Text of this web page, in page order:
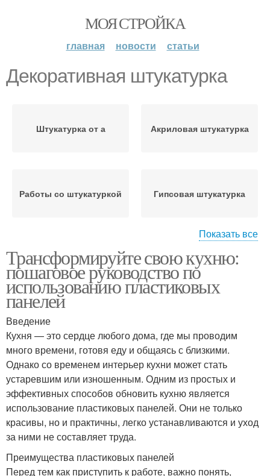
МОЯ СТРОЙКА
главная новости статьи
Декоративная штукатурка
Штукатурка от а Акриловая штукатурка
Работы со штукатуркой Гипсовая штукатурка
Штукатурка с эффектом Структурная штукатурка
Венецианская
штукатурка
Декоративный камень Штукатурка по маякам
Показать все
Трансформируйте свою кухню:
пошаговое руководство по
использованию пластиковых
панелей
Введение
Кухня — это сердце любого дома, где мы проводим
много времени, готовя еду и общаясь с близкими.
Однако со временем интерьер кухни может стать
устаревшим или изношенным. Одним из простых и
эффективных способов обновить кухню является
использование пластиковых панелей. Они не только
красивы, но и практичны, легко устанавливаются и уход
за ними не составляет труда.
Преимущества пластиковых панелей
Перед тем как приступить к работе, важно понять,